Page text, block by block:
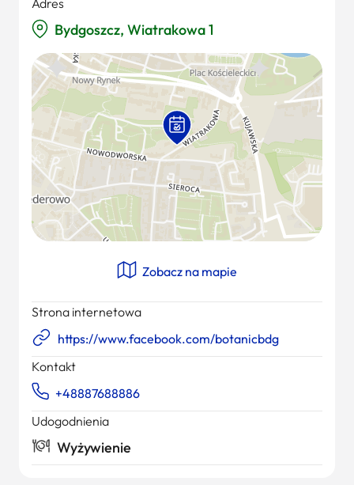
Adres
Bydgoszcz, Wiatrakowa 1
Zobacz na mapie
Strona internetowa
https://www.facebook.com/botanicbdg
Kontakt
+48887688886
Udogodnienia
Wyżywienie